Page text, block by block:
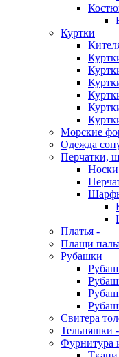
Куртки
Морские
Одежда
Перчатки,
Платья -
Плащи
Рубашки
Свитера
Тельняшки -
Фурнитура